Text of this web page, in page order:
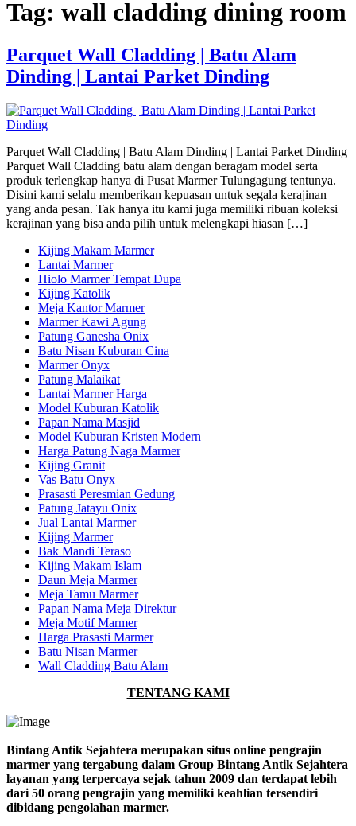
Tag: wall cladding dining room
Parquet Wall Cladding | Batu Alam
Dinding | Lantai Parket Dinding
Parquet Wall Cladding | Batu Alam Dinding | Lantai Parket Dinding
Parquet Wall Cladding batu alam dengan beragam model serta
produk terlengkap hanya di Pusat Marmer Tulungagung tentunya.
Disini kami selalu memberikan kepuasan untuk segala kerajinan
yang anda pesan. Tak hanya itu kami juga memiliki ribuan koleksi
kerajinan yang bisa anda pilih untuk melengkapi hiasan […]
Kijing Makam Marmer
Lantai Marmer
Hiolo Marmer Tempat Dupa
Kijing Katolik
Meja Kantor Marmer
Marmer Kawi Agung
Patung Ganesha Onix
Batu Nisan Kuburan Cina
Marmer Onyx
Patung Malaikat
Lantai Marmer Harga
Model Kuburan Katolik
Papan Nama Masjid
Model Kuburan Kristen Modern
Harga Patung Naga Marmer
Kijing Granit
Vas Batu Onyx
Prasasti Peresmian Gedung
Patung Jatayu Onix
Jual Lantai Marmer
Kijing Marmer
Bak Mandi Teraso
Kijing Makam Islam
Daun Meja Marmer
Meja Tamu Marmer
Papan Nama Meja Direktur
Meja Motif Marmer
Harga Prasasti Marmer
Batu Nisan Marmer
Wall Cladding Batu Alam
TENTANG KAMI
Bintang Antik Sejahtera merupakan situs online pengrajin
marmer yang tergabung dalam Group Bintang Antik Sejahtera
layanan yang terpercaya sejak tahun 2009 dan terdapat lebih
dari 50 orang pengrajin yang memiliki keahlian tersendiri
dibidang pengolahan marmer.